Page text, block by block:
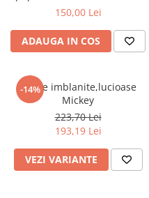
Energy
150,00 Lei
ADAUGA IN COS
-14%
Ghete imblanite,lucioase
Mickey
223,70 Lei
193,19 Lei
VEZI VARIANTE